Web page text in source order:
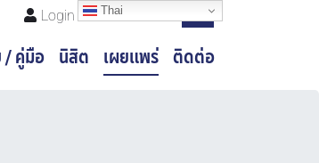
Register
Login
/ คู่มือ นิสิต เผยแพร่ ติดต่อ
Thai